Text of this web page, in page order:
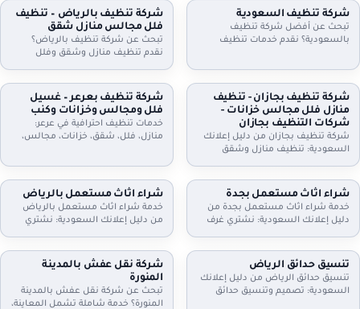
شركة تنظيف السعودية
تبحث عن أفضل شركة تنظيف
بالسعودية؟ نقدم خدمات تنظيف
تنافسية. اطلب خدمتك الآن!
شركة تنظيف بالرياض – تنظيف
فلل مجالس منازل شقق
تبحث عن شركة تنظيف بالرياض؟
نقدم تنظيف منازل وشقق وفلل
وعقود دورية للمنازل والمكاتب. اطلب
تقييمًا مجانيًا وتفاصيل السعر حسب
المساحة والخدمة.
شركة تنظيف بجازان - تنظيف
منازل فلل مجالس خزانات -
شركات التنظيف بجازان
شركة تنظيف بجازان من دليل إعلانك
السعودية: تنظيف منازل وشقق
وتعقيم الخزانات. خدمة مرنة وزيارات
دورية وعقود للمنشآت. اتصل الآن
لحجز الموعد.
شركة تنظيف بعرعر – غسيل
فلل ومجالس وخزانات وكنب
خدمات تنظيف احترافية في عرعر:
منازل، فلل، شقق، خزانات، مجالس،
شراء اثاث مستعمل بجدة
خدمة شراء اثاث مستعمل بجدة من
دليل إعلانك السعودية: نشتري غرف
وتقييم عادل، فك ونقل سريع،
واستلام فوري. تواصل الآن لتحديد
الموعد.
شراء اثاث مستعمل بالرياض
خدمة شراء اثاث مستعمل بالرياض
من دليل إعلانك السعودية: نشتري
مكاتب، ومحتويات شقق وفلل كاملة.
معاينة وتقييم عادل، فك ونقل،
واستلام سريع. تواصل الآن.
تنسيق حدائق الرياض
تنسيق حدائق الرياض من دليل إعلانك
السعودية: تصميم وتنسيق حدائق
شركة نقل عفش بالمدينة
المنورة
تبحث عن شركة نقل عفش بالمدينة
المنورة؟ خدمة شاملة تشمل المعاينة،